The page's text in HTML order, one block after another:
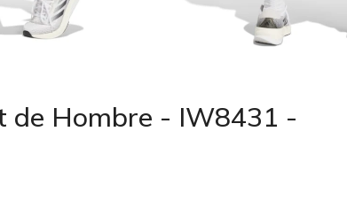
de Hombre - IW8431 -